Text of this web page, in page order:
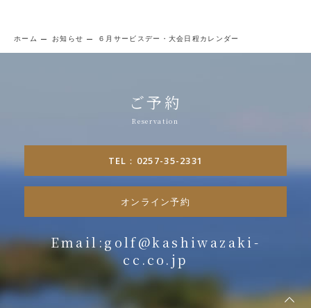
ホーム お知らせ ６月サービスデー・大会日程カレンダー
ご予約
TEL：0257-35-2331
オンライン予約
Email:golf@kashiwazaki-
cc.co.jp